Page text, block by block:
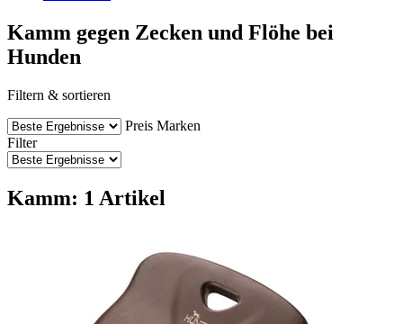
Kamm gegen Zecken und Flöhe bei
Hunden
Filtern & sortieren
Preis Marken
Filter
Kamm: 1 Artikel